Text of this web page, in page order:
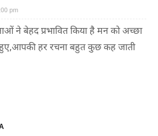
pm
ने बेहद प्रभावित किया है मन को अच्छा
हर रचना बहुत कुछ कह जाती